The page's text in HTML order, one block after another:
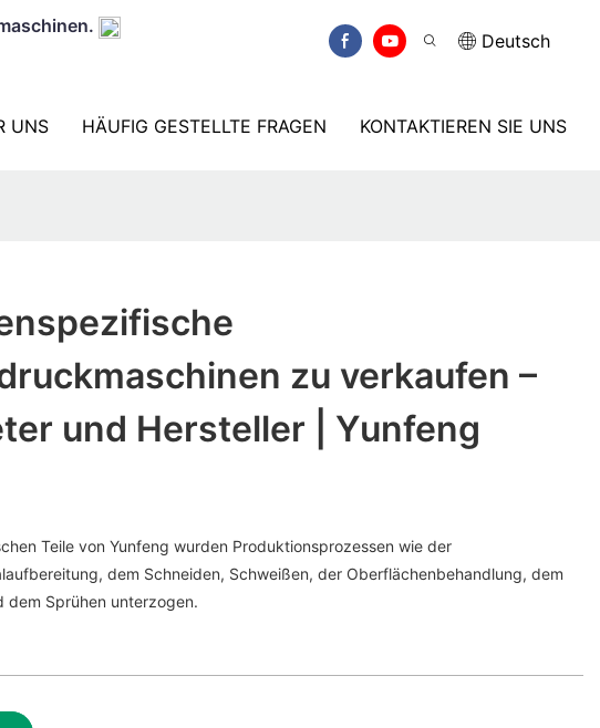
Deutsch
UNS HÄUFIG GESTELLTE FRAGEN KONTAKTIEREN SIE UNS
zu verkaufen –
und Hersteller | Yunfeng
Teile von Yunfeng wurden Produktionsprozessen wie der
dem Schneiden, Schweißen, der Oberflächenbehandlung, dem
dem Sprühen unterzogen.